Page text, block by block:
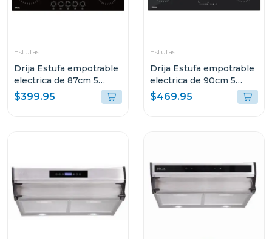
Estufas
Drija Estufa empotrable
electrica de 87cm 5
quemadores bari
$399.95
Estufas
Drija Estufa empotrable
electrica de 90cm 5
quemadores control
tactil berlin
$469.95